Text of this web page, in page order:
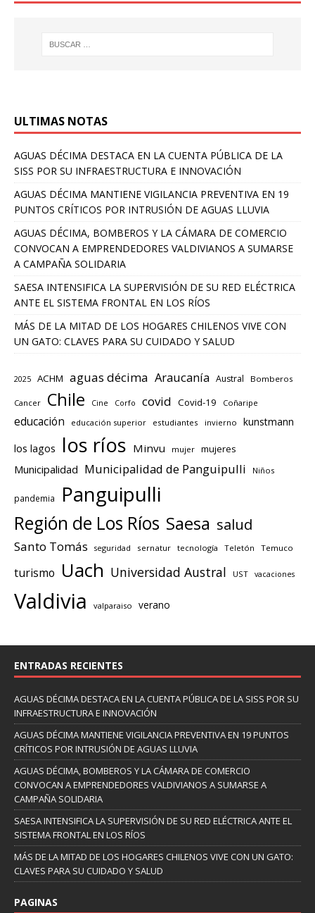
ULTIMAS NOTAS
AGUAS DÉCIMA DESTACA EN LA CUENTA PÚBLICA DE LA
SISS POR SU INFRAESTRUCTURA E INNOVACIÓN
AGUAS DÉCIMA MANTIENE VIGILANCIA PREVENTIVA EN 19
PUNTOS CRÍTICOS POR INTRUSIÓN DE AGUAS LLUVIA
AGUAS DÉCIMA, BOMBEROS Y LA CÁMARA DE COMERCIO
CONVOCAN A EMPRENDEDORES VALDIVIANOS A SUMARSE
A CAMPAÑA SOLIDARIA
SAESA INTENSIFICA LA SUPERVISIÓN DE SU RED ELÉCTRICA
ANTE EL SISTEMA FRONTAL EN LOS RÍOS
MÁS DE LA MITAD DE LOS HOGARES CHILENOS VIVE CON
UN GATO: CLAVES PARA SU CUIDADO Y SALUD
2025 ACHM aguas décima Araucanía Austral Bomberos
Cancer Chile Cine Corfo covid Covid-19 Coñaripe
educación educación superior estudiantes invierno kunstmann
los lagos los ríos Minvu mujer mujeres
Municipalidad Municipalidad de Panguipulli Niños
pandemia Panguipulli
Región de Los Ríos Saesa salud
Santo Tomás seguridad sernatur tecnología Teletón Temuco
turismo Uach Universidad Austral UST vacaciones
Valdivia valparaiso verano
ENTRADAS RECIENTES
AGUAS DÉCIMA DESTACA EN LA CUENTA PÚBLICA DE LA SISS POR SU
INFRAESTRUCTURA E INNOVACIÓN
AGUAS DÉCIMA MANTIENE VIGILANCIA PREVENTIVA EN 19 PUNTOS
CRÍTICOS POR INTRUSIÓN DE AGUAS LLUVIA
AGUAS DÉCIMA, BOMBEROS Y LA CÁMARA DE COMERCIO
CONVOCAN A EMPRENDEDORES VALDIVIANOS A SUMARSE A
CAMPAÑA SOLIDARIA
SAESA INTENSIFICA LA SUPERVISIÓN DE SU RED ELÉCTRICA ANTE EL
SISTEMA FRONTAL EN LOS RÍOS
MÁS DE LA MITAD DE LOS HOGARES CHILENOS VIVE CON UN GATO:
CLAVES PARA SU CUIDADO Y SALUD
PAGINAS